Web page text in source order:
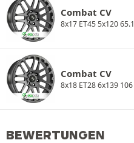
Combat CV
8x17 ET45 5x120 65.1
Combat CV
8x18 ET28 6x139 106
BEWERTUNGEN